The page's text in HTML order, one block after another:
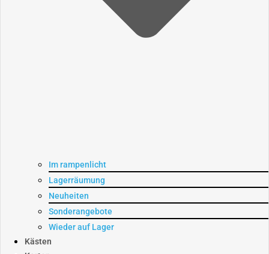
Im rampenlicht
Lagerräumung
Neuheiten
Sonderangebote
Wieder auf Lager
Kästen